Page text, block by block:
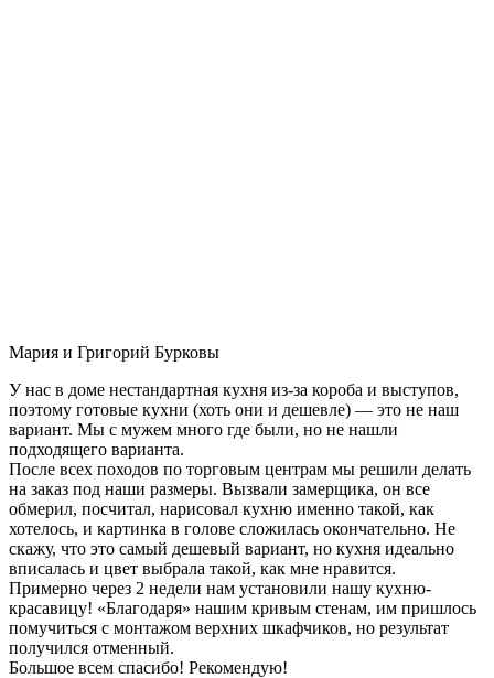
Мария и Григорий Бурковы
У нас в доме нестандартная кухня из-за короба и выступов,
поэтому готовые кухни (хоть они и дешевле) — это не наш
вариант. Мы с мужем много где были, но не нашли
подходящего варианта.
После всех походов по торговым центрам мы решили делать
на заказ под наши размеры. Вызвали замерщика, он все
обмерил, посчитал, нарисовал кухню именно такой, как
хотелось, и картинка в голове сложилась окончательно. Не
скажу, что это самый дешевый вариант, но кухня идеально
вписалась и цвет выбрала такой, как мне нравится.
Примерно через 2 недели нам установили нашу кухню-
красавицу! «Благодаря» нашим кривым стенам, им пришлось
помучиться с монтажом верхних шкафчиков, но результат
получился отменный.
Большое всем спасибо! Рекомендую!